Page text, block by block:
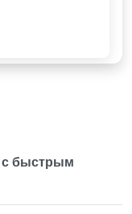
с быстрым